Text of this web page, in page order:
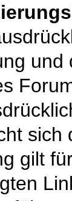
und
sich
gilt